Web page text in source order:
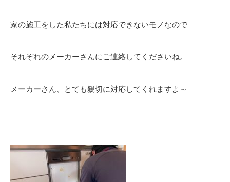
家の施工をした私たちには対応できないモノなので
それぞれのメーカーさんにご連絡してくださいね。
メーカーさん、とても親切に対応してくれますよ～